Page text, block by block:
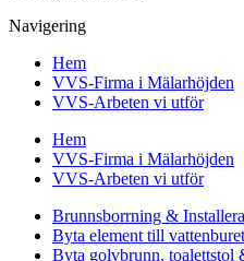
Navigering
Hem
VVS-Firma i Mälarhöjden
VVS-Arbeten vi utför
Hem
VVS-Firma i Mälarhöjden
VVS-Arbeten vi utför
Brunnsborrning &
Byta element till
Byta golvbrunn, toalettstol